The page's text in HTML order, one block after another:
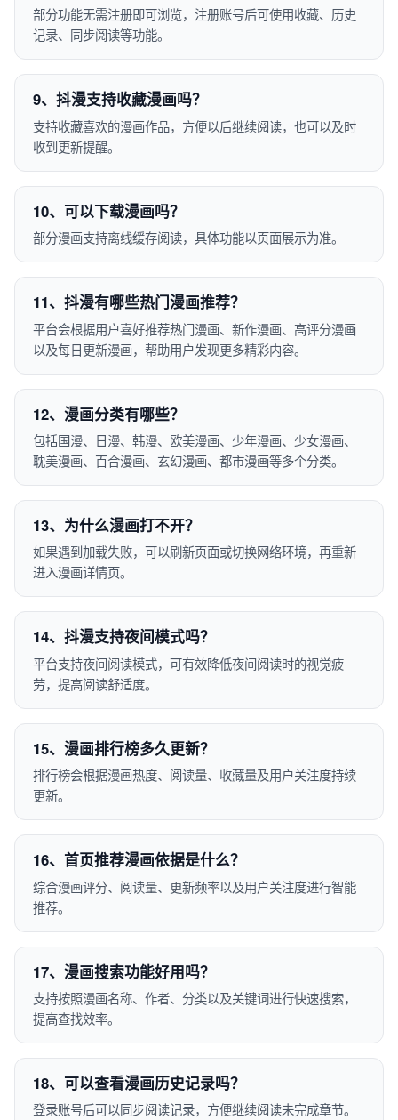
部分功能无需注册即可浏览，注册账号后可使用收藏、历史
记录、同步阅读等功能。
9、抖漫支持收藏漫画吗？
支持收藏喜欢的漫画作品，方便以后继续阅读，也可以及时
收到更新提醒。
10、可以下载漫画吗？
部分漫画支持离线缓存阅读，具体功能以页面展示为准。
11、抖漫有哪些热门漫画推荐？
平台会根据用户喜好推荐热门漫画、新作漫画、高评分漫画
以及每日更新漫画，帮助用户发现更多精彩内容。
12、漫画分类有哪些？
包括国漫、日漫、韩漫、欧美漫画、少年漫画、少女漫画、
耽美漫画、百合漫画、玄幻漫画、都市漫画等多个分类。
13、为什么漫画打不开？
如果遇到加载失败，可以刷新页面或切换网络环境，再重新
进入漫画详情页。
14、抖漫支持夜间模式吗？
平台支持夜间阅读模式，可有效降低夜间阅读时的视觉疲
劳，提高阅读舒适度。
15、漫画排行榜多久更新？
排行榜会根据漫画热度、阅读量、收藏量及用户关注度持续
更新。
16、首页推荐漫画依据是什么？
综合漫画评分、阅读量、更新频率以及用户关注度进行智能
推荐。
17、漫画搜索功能好用吗？
支持按照漫画名称、作者、分类以及关键词进行快速搜索，
提高查找效率。
18、可以查看漫画历史记录吗？
登录账号后可以同步阅读记录，方便继续阅读未完成章节。